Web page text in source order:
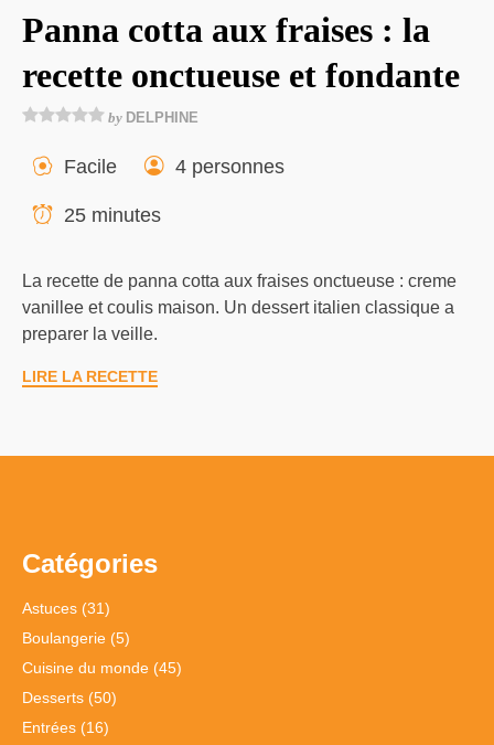
Panna cotta aux fraises : la
recette onctueuse et fondante
by DELPHINE
Facile 4 personnes
25 minutes
La recette de panna cotta aux fraises onctueuse : creme
vanillee et coulis maison. Un dessert italien classique a
preparer la veille.
LIRE LA RECETTE
Catégories
Astuces (31)
Boulangerie (5)
Cuisine du monde (45)
Desserts (50)
Entrées (16)